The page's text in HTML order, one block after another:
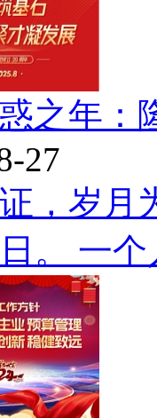
之年：
27
，岁月
。 一